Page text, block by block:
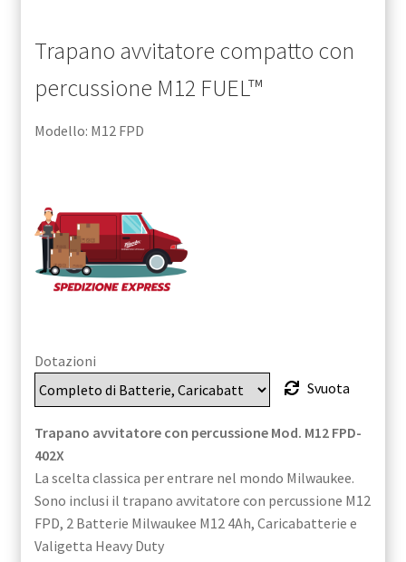
prezzo:
da
Trapano avvitatore compatto con
percussione M12 FUEL™
Modello: M12 FPD
Dotazioni
Svuota
Trapano avvitatore con percussione Mod. M12 FPD-
402X
La scelta classica per entrare nel mondo Milwaukee.
Sono inclusi il trapano avvitatore con percussione M12
FPD, 2 Batterie Milwaukee M12 4Ah, Caricabatterie e
Valigetta Heavy Duty